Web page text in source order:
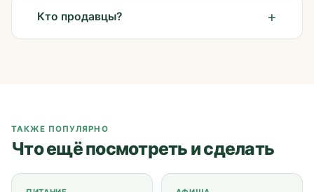
Кто продавцы?
ТАКЖЕ ПОПУЛЯРНО
Что ещё посмотреть и сделать